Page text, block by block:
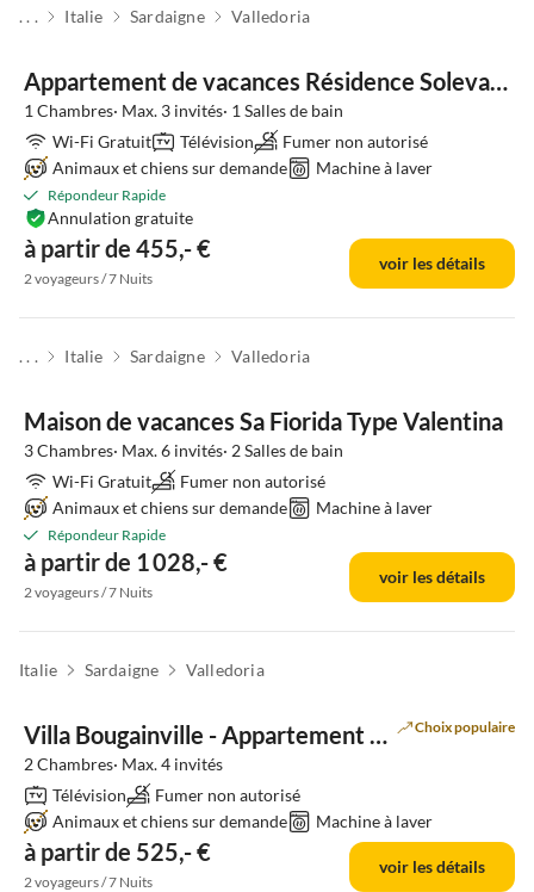
. . . Italie Sardaigne Valledoria
Appartement de vacances Résidence Solevacanze Appartement Type K
1 Chambres· Max. 3 invités· 1 Salles de bain
Wi-Fi Gratuit
Télévision
Fumer non autorisé
Animaux et chiens sur demande
Machine à laver
Répondeur Rapide
à partir de 455,- €
Annulation gratuite
2 voyageurs / 7 Nuits
voir les détails
. . . Italie Sardaigne Valledoria
Maison de vacances Sa Fiorida Type Valentina
3 Chambres· Max. 6 invités· 2 Salles de bain
Wi-Fi Gratuit
Fumer non autorisé
Animaux et chiens sur demande
Machine à laver
Répondeur Rapide
à partir de 1 028,- €
2 voyageurs / 7 Nuits
voir les détails
Italie Sardaigne Valledoria
Villa Bougainville - Appartement Giansimona Choix populaire
2 Chambres· Max. 4 invités
Télévision
Fumer non autorisé
Animaux et chiens sur demande
Machine à laver
à partir de 525,- €
2 voyageurs / 7 Nuits
voir les détails